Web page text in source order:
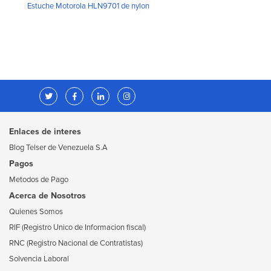
Estuche Motorola HLN9701 de nylon
Enlaces de interes
Blog Telser de Venezuela S.A
Pagos
Metodos de Pago
Acerca de Nosotros
Quienes Somos
RIF (Registro Unico de Informacion fiscal)
RNC (Registro Nacional de Contratistas)
Solvencia Laboral